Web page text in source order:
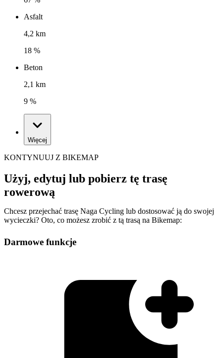
Asfalt
4,2 km
18 %
Beton
2,1 km
9 %
Więcej
KONTYNUUJ Z BIKEMAP
Użyj, edytuj lub pobierz tę trasę
rowerową
Chcesz przejechać trasę Naga Cycling lub dostosować ją do swojej
wycieczki? Oto, co możesz zrobić z tą trasą na Bikemap:
Darmowe funkcje